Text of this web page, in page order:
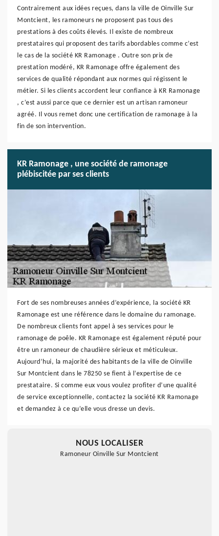
Contrairement aux idées reçues, dans la ville de Oinville Sur
Montcient, les ramoneurs ne proposent pas tous des
prestations à des coûts élevés. Il existe de nombreux
prestataires qui proposent des tarifs abordables comme c’est
le cas de la société KR Ramonage . Outre son prix de
prestation modéré, KR Ramonage offre également des
services de qualité répondant aux normes qui régissent le
métier. Si les clients accordent leur confiance à KR Ramonage
, c’est aussi parce que ce dernier est un artisan ramoneur
agréé. Il vous remet donc une certification de ramonage à la
fin de son intervention.
KR Ramonage , une société de ramonage
plébiscitée par ses clients
Fort de ses nombreuses années d’expérience, la société KR
Ramonage est une référence dans le domaine du ramonage.
De nombreux clients font appel à ses services pour le
ramonage de poêle. KR Ramonage est également réputé pour
être un ramoneur de chaudière sérieux et méticuleux.
Aujourd’hui, la majorité des habitants de la ville de Oinville
Sur Montcient dans le 78250 se fient à l’expertise de ce
prestataire. Si comme eux vous voulez profiter d’une qualité
de service exceptionnelle, contactez la société KR Ramonage
et demandez à ce qu’elle vous dresse un devis.
NOUS LOCALISER
Ramoneur Oinville Sur Montcient